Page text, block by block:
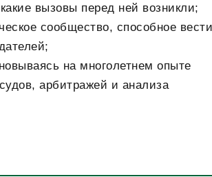
вызовы перед ней возникли;
сообщество, способное вести
на многолетнем опыте
арбитражей и анализа